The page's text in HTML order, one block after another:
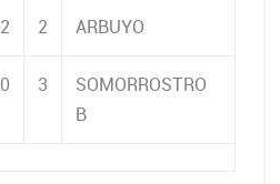
2 2 ARBUYO
0 3
SOMORROSTRO
B